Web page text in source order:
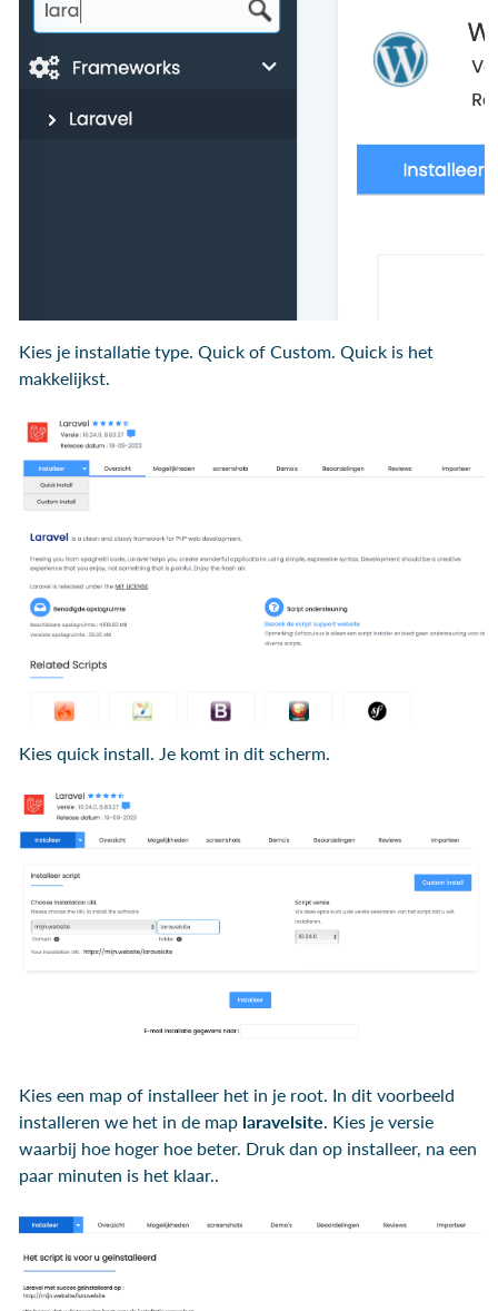
Kies je installatie type. Quick of Custom. Quick is het
makkelijkst.
Kies quick install. Je komt in dit scherm.
Kies een map of installeer het in je root. In dit voorbeeld
installeren we het in de map laravelsite . Kies je versie
waarbij hoe hoger hoe beter. Druk dan op installeer, na een
paar minuten is het klaar..